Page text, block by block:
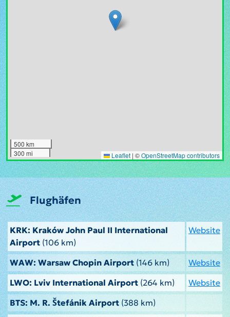
500 km
300 mi
Leaflet | ©OpenStreetMap contributors
Flughäfen
KRK: Kraków John Paul II International
Airport (106 km)
Website
WAW: Warsaw Chopin Airport(146 km)
Website
LWO: Lviv International Airport (264 km)
Website
BTS: M. R. Štefánik Airport(388 km)